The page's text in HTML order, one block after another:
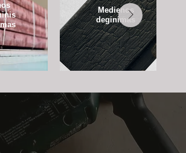
Medienos
deginimas